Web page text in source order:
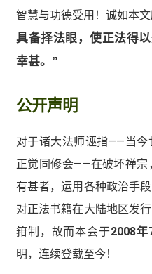
智慧与功德受用！诚如本文
具备择法眼，使正法得
幸甚。”
公开声明
对于诸大法师诬指——当今
正觉同修会——在破坏禅宗
有甚者，运用各种政治手
对正法书籍在大陆地区发
箝制，故而本会于2008年
明，连续登载至今！